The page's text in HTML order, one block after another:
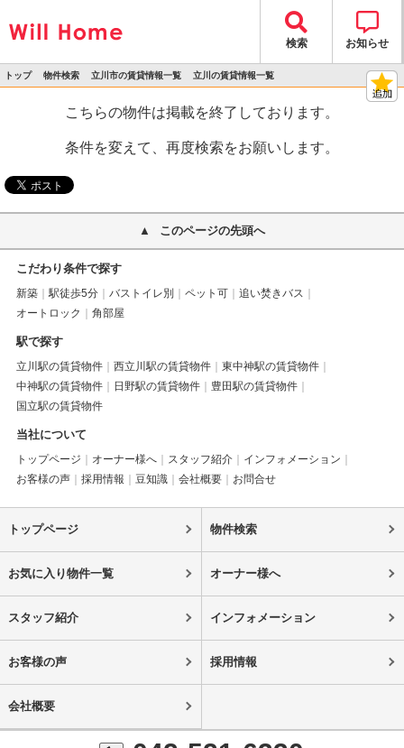
検索 お知らせ
トップ 物件検索 立川市の賃貸情報一覧 立川の賃貸情報一覧
こちらの物件は掲載を終了しております。
条件を変えて、再度検索をお願いします。
このページの先頭へ
こだわり条件で探す
新築 駅徒歩5分 バストイレ別 ペット可
追い焚きバス
オートロック
角部屋
駅で探す
立川駅の賃貸物件 西立川駅の賃貸物件
東中神駅の賃貸物件
中神駅の賃貸物件
日野駅の賃貸物件
豊田駅の賃貸物件
国立駅の賃貸物件
当社について
トップページ オーナー様へ スタッフ紹介
インフォメーション
お客様の声
採用情報 豆知識 会社概要 お問合せ
トップページ 物件検索
お気に入り物件一覧 オーナー様へ
スタッフ紹介 インフォメーション
お客様の声 採用情報
会社概要